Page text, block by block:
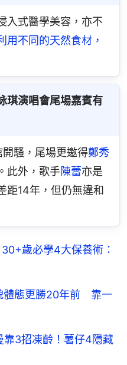
入式醫學美容，亦不
用不同的天然食材，
琪演唱會尾場嘉賓有
開騷，尾場更邀得鄭秀
此外，歌手陳蕾亦是
距14年，但仍無違和
歲必學4大保養術：
體態更勝20年前 靠一
3招凍齡！薯仔4隱藏